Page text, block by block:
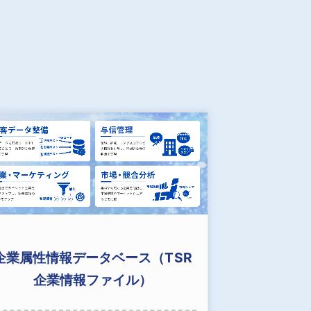
業属性情報データベース（TSR
企業情報ファイル）